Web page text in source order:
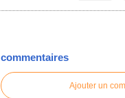
commentaires
Ajouter un